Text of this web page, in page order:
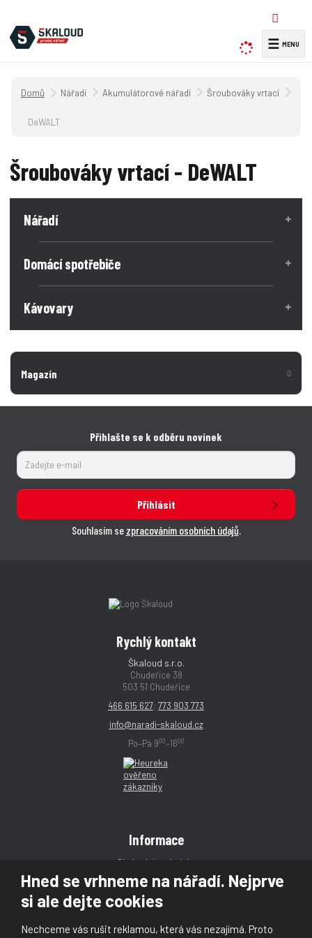
Hned se vrhneme na nářadí. Nejprve
si ale dejte cookies
Nechceme vás rušit reklamou, která vás nezajímá. Proto
y
l
t
☰
Úvodní strana
Nářadí Akumulátorové nářadí Šroubováky vrtací
DeWALT
Šroubováky vrtací - DeWALT
Nářadí
Domácí spotřebiče
Kávovary
Magazín
Přihlašte se k odběru novinek
Přihlásit
Souhlasím se zpracováním osobních údajů.
Rychlý kontakt
Škaloud s.r.o.
Chudeřice 38
503 51 Chudeřice
466 615 627; 773 903 773
info@naradi-skaloud.cz
Po–Pá 900–1600
Informace
Obchodní podmínky
Reklamace
Magazín